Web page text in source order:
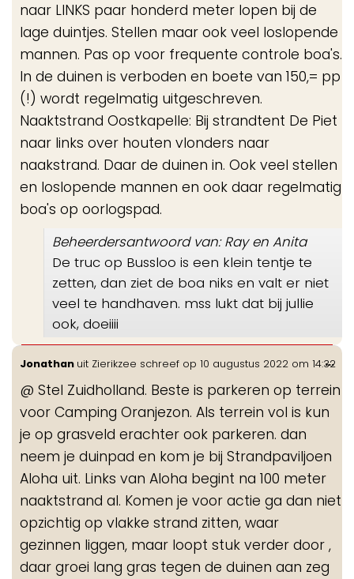
naar LINKS paar honderd meter lopen bij de
lage duintjes. Stellen maar ook veel loslopende
mannen. Pas op voor frequente controle boa's.
In de duinen is verboden en boete van 150,= pp
(!) wordt regelmatig uitgeschreven.
Naaktstrand Oostkapelle: Bij strandtent De Piet
naar links over houten vlonders naar
naakstrand. Daar de duinen in. Ook veel stellen
en loslopende mannen en ook daar regelmatig
boa's op oorlogspad.
Beheerdersantwoord van: Ray en Anita
De truc op Bussloo is een klein tentje te
zetten, dan ziet de boa niks en valt er niet
veel te handhaven. mss lukt dat bij jullie
ook, doeiiii
Jonathan uit Zierikzee schreef op 10 augustus 2022 om 14:32
@ Stel Zuidholland. Beste is parkeren op terrein
voor Camping Oranjezon. Als terrein vol is kun
je op grasveld erachter ook parkeren. dan
neem je duinpad en kom je bij Strandpaviljoen
Aloha uit. Links van Aloha begint na 100 meter
naaktstrand al. Komen je voor actie ga dan niet
opzichtig op vlakke strand zitten, waar
gezinnen liggen, maar loopt stuk verder door ,
daar groei lang gras tegen de duinen aan zeg
...